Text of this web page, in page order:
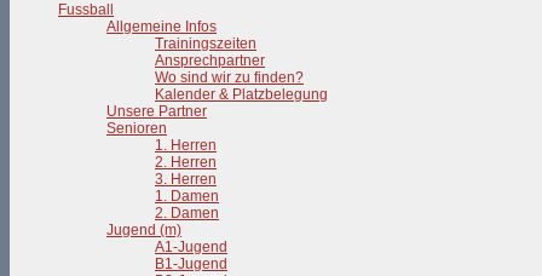
Fussball
Allgemeine Infos
Trainingszeiten
Ansprechpartner
Wo sind wir zu finden?
Kalender & Platzbelegung
Unsere Partner
Senioren
1. Herren
2. Herren
3. Herren
1. Damen
2. Damen
Jugend (m)
A1-Jugend
B1-Jugend